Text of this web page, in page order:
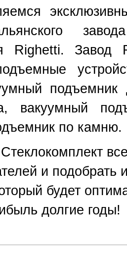
Righetti. Завод
вакуумный
по камню.
и подобрать
будет
долгие годы!